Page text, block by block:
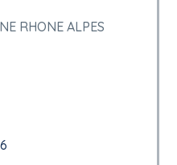
RHONE ALPES